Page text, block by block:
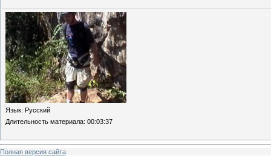
Язык: Русский
Длительность материала: 00:03:37
Полная версия сайта